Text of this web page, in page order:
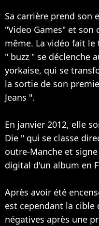
Sa carrière prend son
"Video Games" et son
même. La vidéo fait
" buzz " se déclenche
yorkaise, qui se
la sortie de son
Jeans ".
En janvier 2012, elle
Die " qui se classe
outre-Manche et
digital d'un album en
Après avoir été
est cependant la
négatives après une